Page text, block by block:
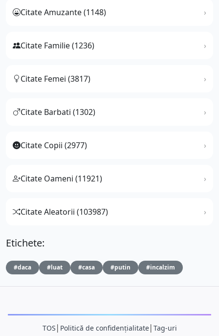
Citate Amuzante (1148)
Citate Familie (1236)
Citate Femei (3817)
Citate Barbati (1302)
Citate Copii (2977)
Citate Oameni (11921)
Citate Aleatorii (103987)
Etichete:
#daca #luat #casa #putin #incalzim
TOS Politică de confidențialitate│ Tag-uri